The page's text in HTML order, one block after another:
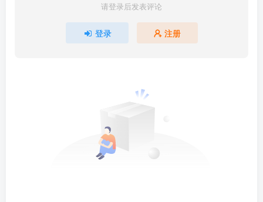
请登录后发表评论
登录 注册